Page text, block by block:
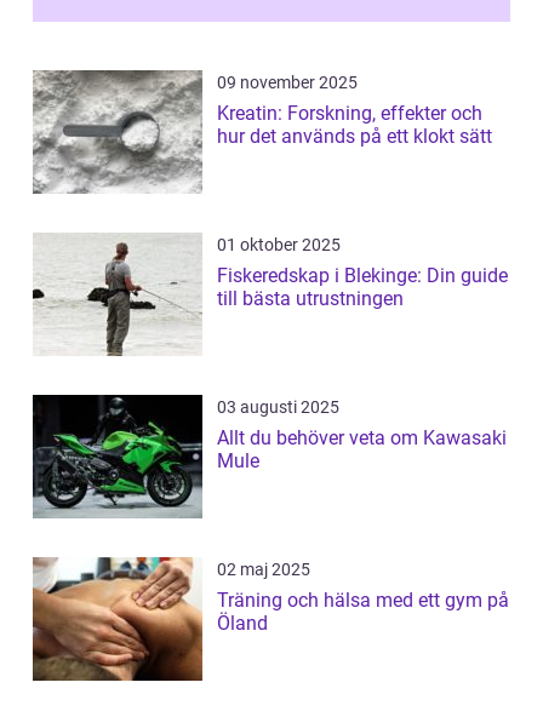
09 november 2025
Kreatin: Forskning, effekter och
hur det används på ett klokt sätt
01 oktober 2025
Fiskeredskap i Blekinge: Din guide
till bästa utrustningen
03 augusti 2025
Allt du behöver veta om Kawasaki
Mule
02 maj 2025
Träning och hälsa med ett gym på
Öland